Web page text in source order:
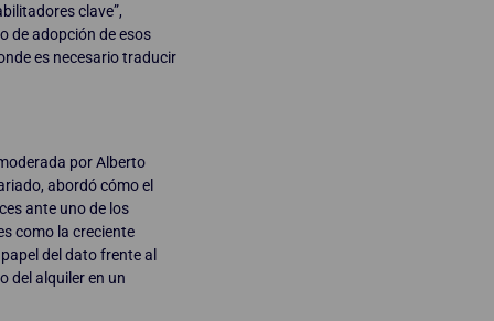
clave”,
de adopción de esos
es necesario traducir
por Alberto
abordó cómo el
ante uno de los
como la creciente
del dato frente al
del alquiler en un